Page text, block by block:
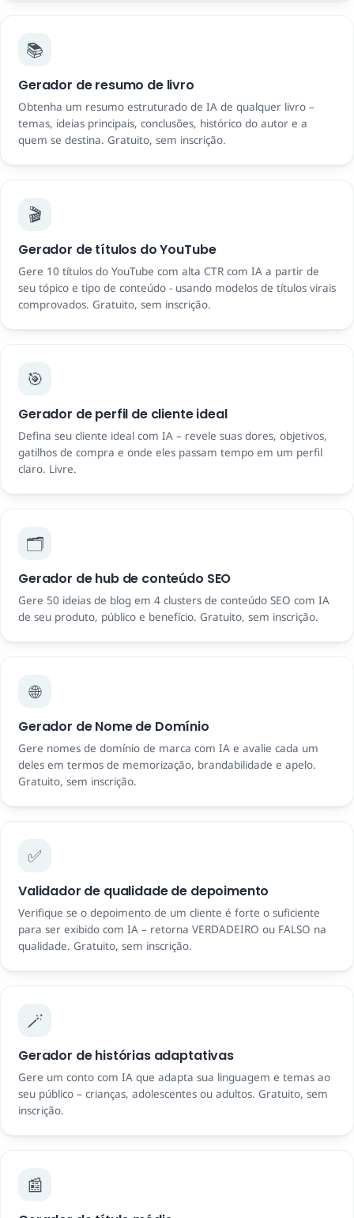
📚
Gerador de resumo de livro
Obtenha um resumo estruturado de IA de qualquer livro –
temas, ideias principais, conclusões, histórico do autor e a
quem se destina. Gratuito, sem inscrição.
🎬
Gerador de títulos do YouTube
Gere 10 títulos do YouTube com alta CTR com IA a partir de
seu tópico e tipo de conteúdo - usando modelos de títulos virais
comprovados. Gratuito, sem inscrição.
🎯
Gerador de perfil de cliente ideal
Defina seu cliente ideal com IA – revele suas dores, objetivos,
gatilhos de compra e onde eles passam tempo em um perfil
claro. Livre.
🗂️
Gerador de hub de conteúdo SEO
Gere 50 ideias de blog em 4 clusters de conteúdo SEO com IA
de seu produto, público e benefício. Gratuito, sem inscrição.
🌐
Gerador de Nome de Domínio
Gere nomes de domínio de marca com IA e avalie cada um
deles em termos de memorização, brandabilidade e apelo.
Gratuito, sem inscrição.
✅
Validador de qualidade de depoimento
Verifique se o depoimento de um cliente é forte o suficiente
para ser exibido com IA – retorna VERDADEIRO ou FALSO na
qualidade. Gratuito, sem inscrição.
🪄
Gerador de histórias adaptativas
Gere um conto com IA que adapta sua linguagem e temas ao
seu público – crianças, adolescentes ou adultos. Gratuito, sem
inscrição.
📰